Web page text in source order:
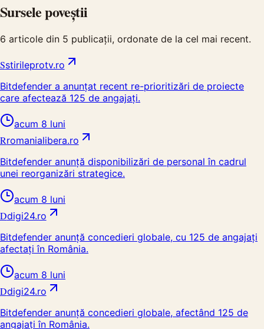
Sursele poveștii
6 articole din 5 publicații, ordonate de la cel mai recent.
Sstirileprotv.ro
Bitdefender a anunțat recent re-prioritizări de proiecte
care afectează 125 de angajați.
acum 8 luni
Rromanialibera.ro
Bitdefender anunță disponibilizări de personal în cadrul
unei reorganizări strategice.
acum 8 luni
Ddigi24.ro
Bitdefender anunță concedieri globale, cu 125 de angajați
afectați în România.
acum 8 luni
Ddigi24.ro
Bitdefender anunță concedieri globale, afectând 125 de
angajați în România.